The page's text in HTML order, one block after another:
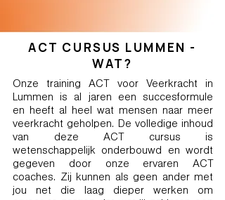
ACT CURSUS LUMMEN -
WAT?
Onze training ACT voor Veerkracht in
Lummen is al jaren een succesformule
en heeft al heel wat mensen naar meer
veerkracht geholpen. De volledige inhoud
van deze ACT cursus is
wetenschappelijk onderbouwd en wordt
gegeven door onze ervaren ACT
coaches. Zij kunnen als geen ander met
jou net die laag dieper werken om